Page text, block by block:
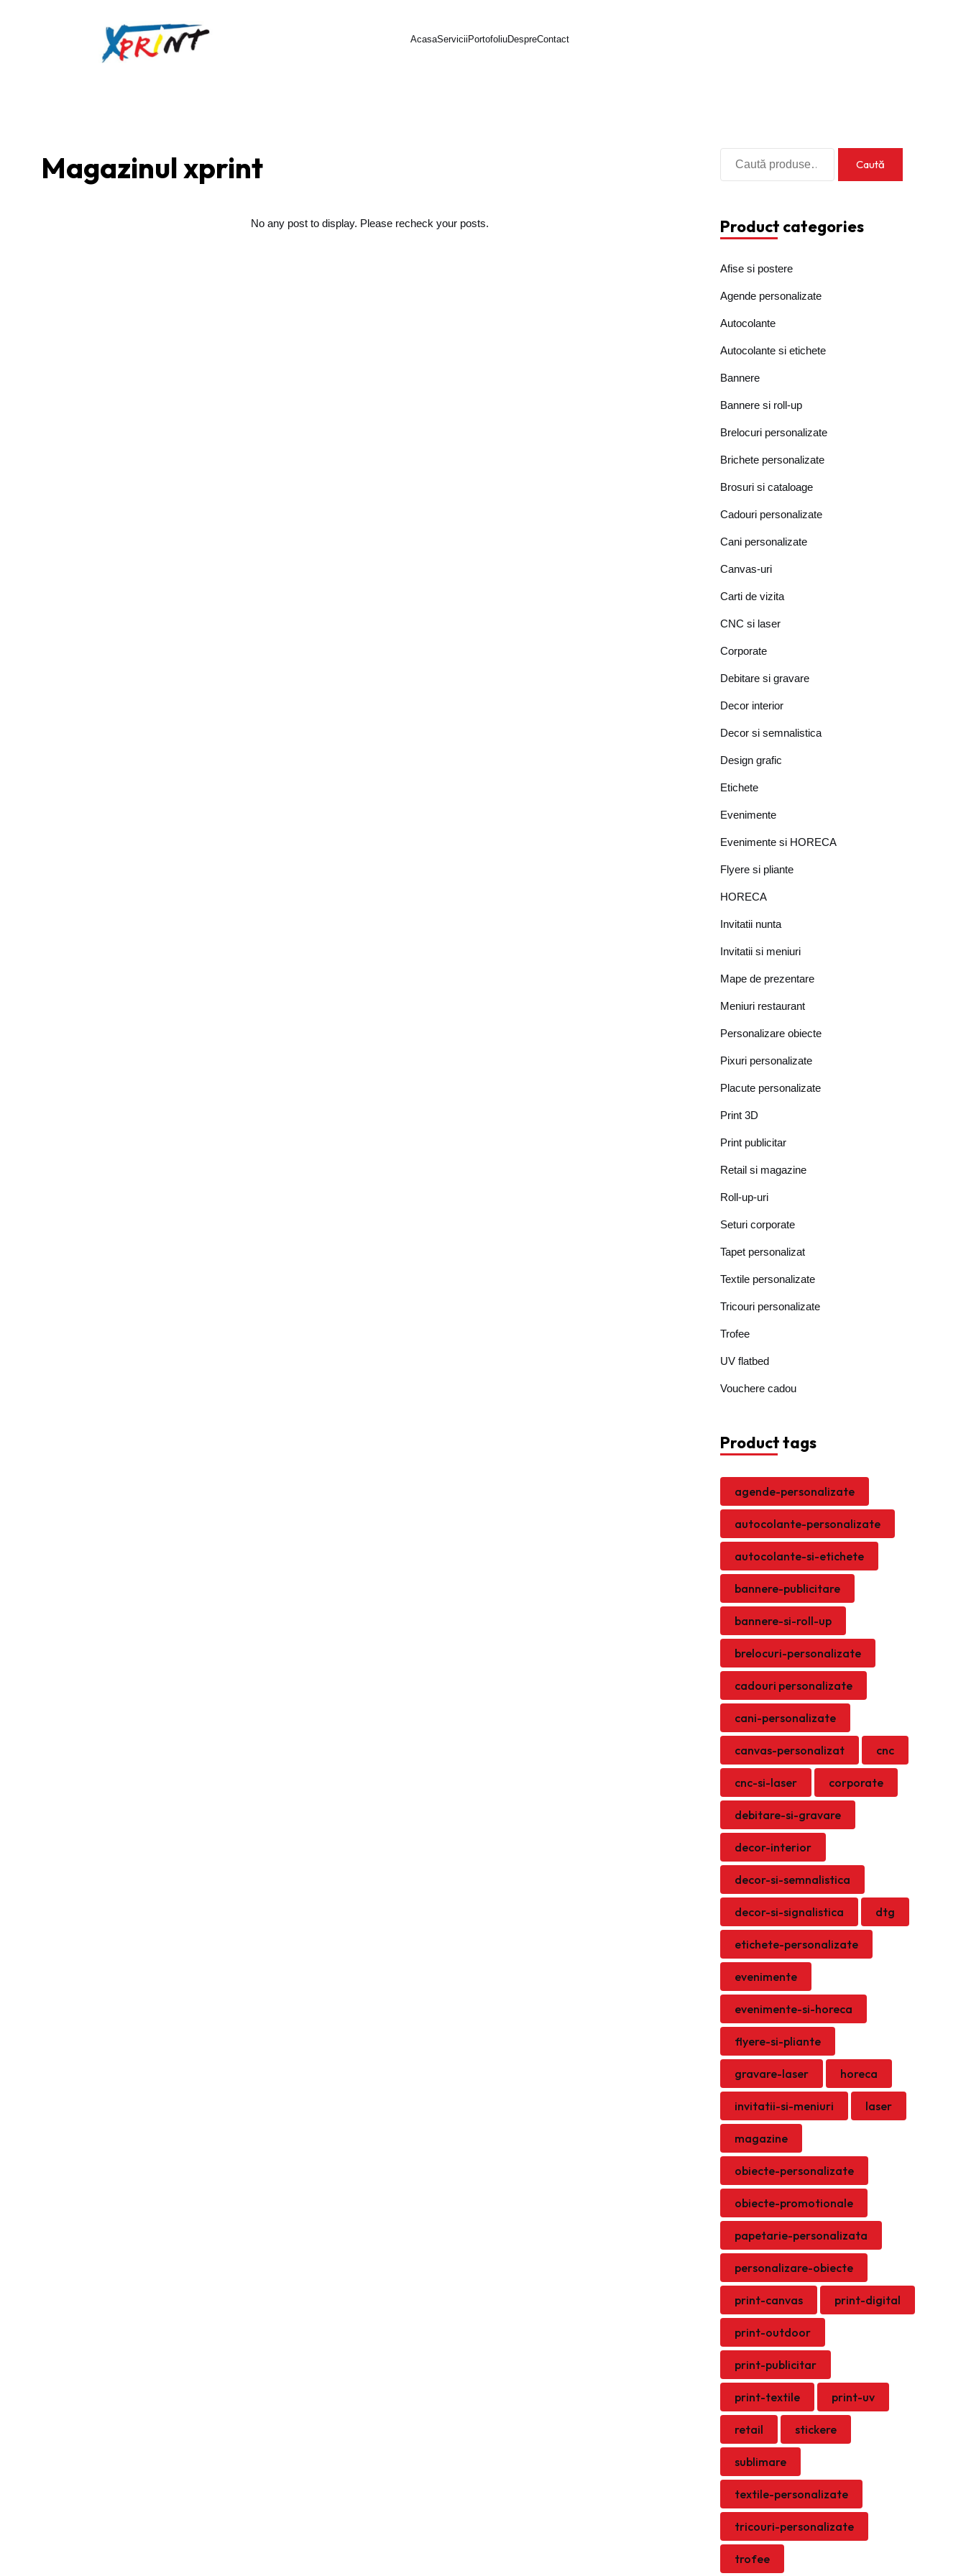
AcasaServicii PortofoliuDespreContact
Magazinul xprint
No any post to display. Please recheck your posts.
Caută
Caută
Product categories
Afise si postere
Agende personalizate
Autocolante
Autocolante si etichete
Bannere
Bannere si roll-up
Brelocuri personalizate
Brichete personalizate
Brosuri si cataloage
Cadouri personalizate
Cani personalizate
Canvas-uri
Carti de vizita
CNC si laser
Corporate
Debitare si gravare
Decor interior
Decor si semnalistica
Design grafic
Etichete
Evenimente
Evenimente si HORECA
Flyere si pliante
HORECA
Invitatii nunta
Invitatii si meniuri
Mape de prezentare
Meniuri restaurant
Personalizare obiecte
Pixuri personalizate
Placute personalizate
Print 3D
Print publicitar
Retail si magazine
Roll-up-uri
Seturi corporate
Tapet personalizat
Textile personalizate
Tricouri personalizate
Trofee
UV flatbed
Vouchere cadou
Product tags
agende-personalizate
autocolante-personalizate
autocolante-si-etichete
bannere-publicitare
bannere-si-roll-up
brelocuri-personalizate
cadouri personalizate
cani-personalizate
canvas-personalizat cnc
cnc-si-laser corporate
debitare-si-gravare
decor-interior
decor-si-semnalistica
decor-si-signalistica dtg
etichete-personalizate
evenimente
evenimente-si-horeca
flyere-si-pliante
gravare-laser horeca
invitatii-si-meniuri laser
magazine
obiecte-personalizate
obiecte-promotionale
papetarie-personalizata
personalizare-obiecte
print-canvas print-digital
print-outdoor
print-publicitar
print-textile print-uv
retail stickere
sublimare
textile-personalizate
tricouri-personalizate
trofee